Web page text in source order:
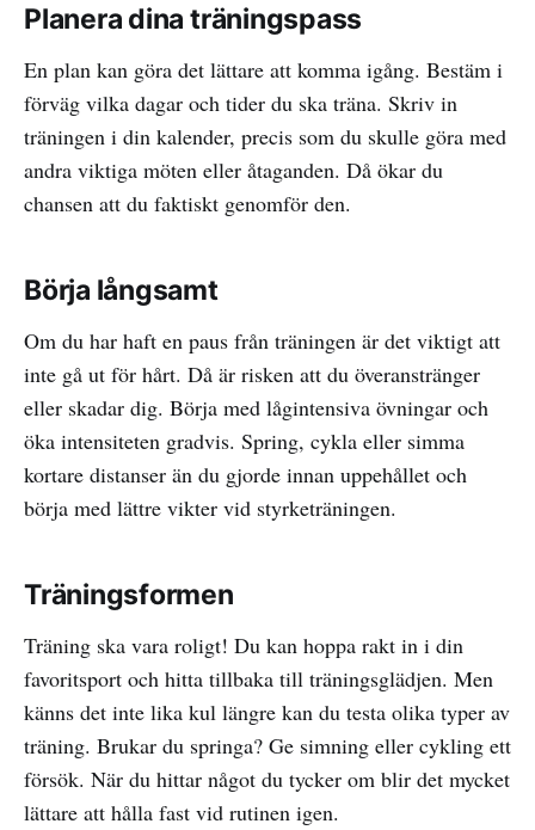
Planera dina träningspass
En plan kan göra det lättare att komma igång. Bestäm i
förväg vilka dagar och tider du ska träna. Skriv in
träningen i din kalender, precis som du skulle göra med
andra viktiga möten eller åtaganden. Då ökar du
chansen att du faktiskt genomför den.
Börja långsamt
Om du har haft en paus från träningen är det viktigt att
inte gå ut för hårt. Då är risken att du överanstränger
eller skadar dig. Börja med lågintensiva övningar och
öka intensiteten gradvis. Spring, cykla eller simma
kortare distanser än du gjorde innan uppehållet och
börja med lättre vikter vid styrketräningen.
Träningsformen
Träning ska vara roligt! Du kan hoppa rakt in i din
favoritsport och hitta tillbaka till träningsglädjen. Men
känns det inte lika kul längre kan du testa olika typer av
träning. Brukar du springa? Ge simning eller cykling ett
försök. När du hittar något du tycker om blir det mycket
lättare att hålla fast vid rutinen igen.